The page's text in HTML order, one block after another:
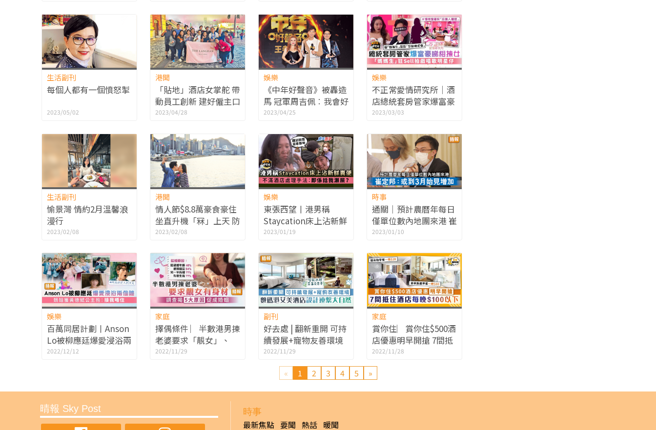
生活副刊
每個人都有一個憤怒掣
2023/05/02
港聞
「貼地」酒店女掌舵 帶
動員工創新 建好僱主口
碑留人才
2023/04/28
娛樂
《中年好聲音》被轟造
馬 冠軍周吉佩︰我會好
好努力
2023/04/25
娛樂
不正常愛情研究所｜酒
店總統套房管家爆富豪
睇相揀女 「媽媽生」狂
2023/03/03
生活副刊
愉景灣 情約2月溫馨浪
漫行
2023/02/08
港聞
情人節$8.8萬豪食豪住
坐直升機「冧」上天 防
疫鬆綁 餐廳爆滿 最平2
2023/02/08
娛樂
東張西望丨港男稱
Staycation床上沾新鮮
糞便 不滿酒店處理手
2023/01/19
時事
通關｜預計農曆年每日
僅單位數內地團來港 崔
定邦：或到3月始見增
2023/01/10
娛樂
百萬同居計劃丨Anson
Lo被柳應廷爆愛浸浴兩
個鐘 娟姐獲黃德斌公主
2022/12/12
家庭
擇偶條件 ︳半數港男揀
老婆要求「靚女」、
「有身材」 調查揭5大
2022/11/29
副刊
好去處 | 翻新重開 可持
續發展+寵物友善環境
數碼港艾美酒店設計連
繫大自然
2022/11/29
家庭
賞你住︳賞你住$500酒
店優惠明早開搶 7間抵
住酒店每晚$100以下
【附訂房攻略及預訂方
法】
2022/11/28
« 1 2 3 4 5 »
晴報 Sky Post 時事
最新焦點 要聞 熱話 暖聞